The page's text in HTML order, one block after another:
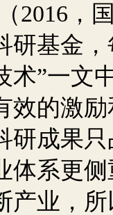
（2016 ，
研基金
术”一文
效的激
研成果只
体系更
产业，